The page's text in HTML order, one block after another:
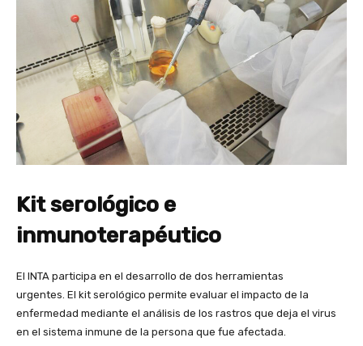
Kit serológico e
inmunoterapéutico
El INTA participa en el desarrollo de dos herramientas
urgentes. El kit serológico permite evaluar el impacto de la
enfermedad mediante el análisis de los rastros que deja el virus
en el sistema inmune de la persona que fue afectada.